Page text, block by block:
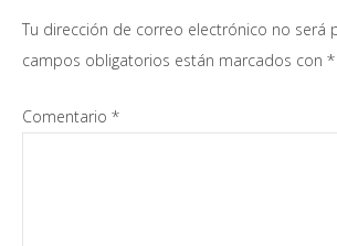
con
los
Tu dirección de correo electrónico no será
campos obligatorios están marcados con *
Comentario *